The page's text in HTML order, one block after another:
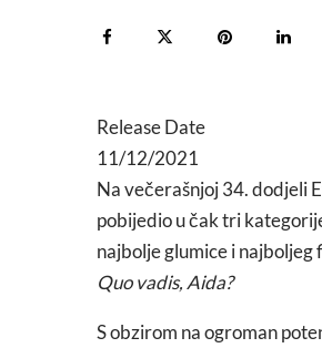
Release Date
11/12/2021
Na večerašnjoj 34. dodjeli
pobijedio u čak tri
najbolje glumice i najboljeg
Quo vadis, Aida?
S obzirom na ogroman